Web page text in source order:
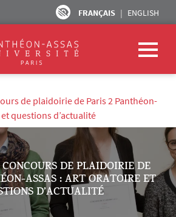
FRANÇAIS ENGLISH
de plaidoirie de Paris 2 Panthéon-
questions d’actualité
DE PLAIDOIRIE DE
ASSAS : ART ORATOIRE ET
D’ACTUALITÉ